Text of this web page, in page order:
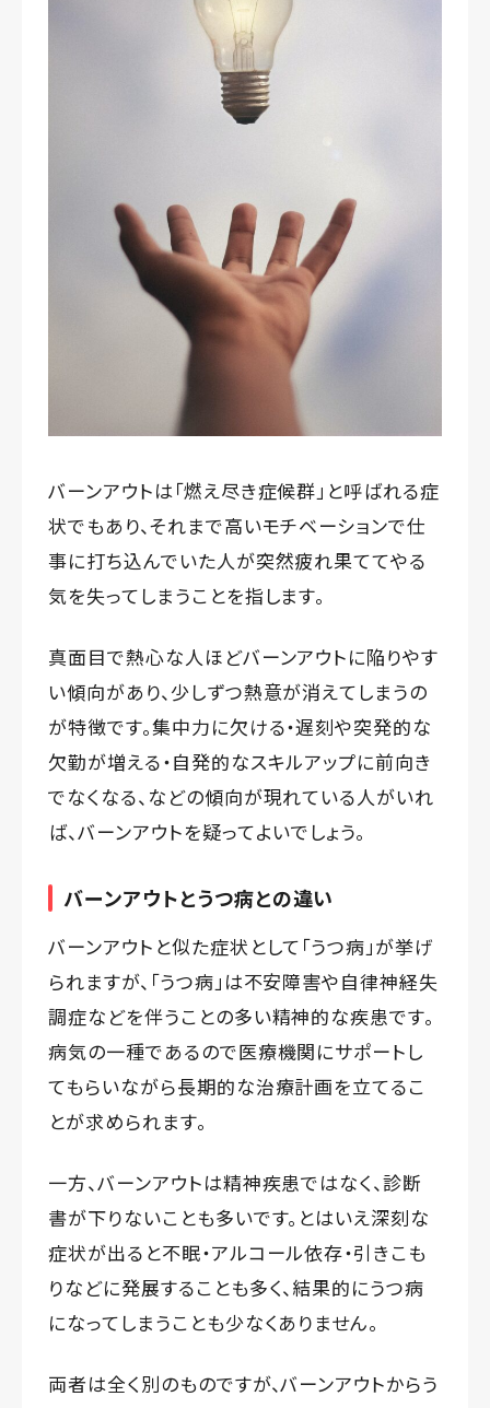
バーンアウトは「燃え尽き症候群」と呼ばれる症
状でもあり、それまで高いモチベーションで仕
事に打ち込んでいた人が突然疲れ果ててやる
気を失ってしまうことを指します。
真面目で熱心な人ほどバーンアウトに陥りやす
い傾向があり、少しずつ熱意が消えてしまうの
が特徴です。集中力に欠ける・遅刻や突発的な
欠勤が増える・自発的なスキルアップに前向き
でなくなる、などの傾向が現れている人がいれ
ば、バーンアウトを疑ってよいでしょう。
バーンアウトとうつ病との違い
バーンアウトと似た症状として「うつ病」が挙げ
られますが、「うつ病」は不安障害や自律神経失
調症などを伴うことの多い精神的な疾患です。
病気の一種であるので医療機関にサポートし
てもらいながら長期的な治療計画を立てるこ
とが求められます。
一方、バーンアウトは精神疾患ではなく、診断
書が下りないことも多いです。とはいえ深刻な
症状が出ると不眠・アルコール依存・引きこも
りなどに発展することも多く、結果的にうつ病
になってしまうことも少なくありません。
両者は全く別のものですが、バーンアウトからう